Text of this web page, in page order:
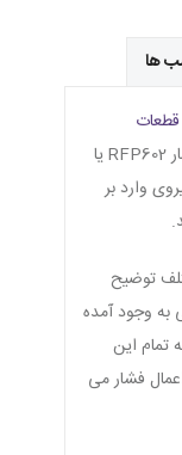
ها
قطعات
مانند سنسور سنجش فشار RFP602 یا
وارد بر
توضیح
به وجود آمده
تمام این
فشار می